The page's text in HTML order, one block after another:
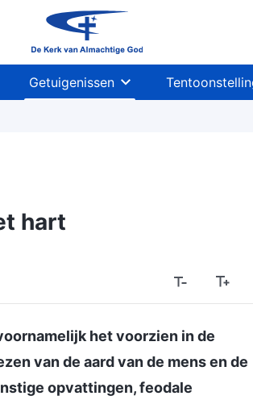
Getuigenissen
hart
het voorzien in de
van de aard van de mens en de
opvattingen, feodale